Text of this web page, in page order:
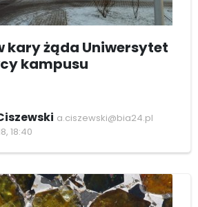
kary żąda Uniwersytet
kampusu
a.ciszewski@bia24.pl
18:40